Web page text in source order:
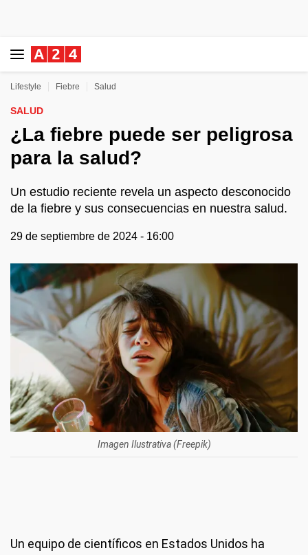
Lifestyle Fiebre Salud
SALUD
¿La fiebre puede ser peligrosa
para la salud?
Un estudio reciente revela un aspecto desconocido
de la fiebre y sus consecuencias en nuestra salud.
29 de septiembre de 2024 - 16:00
Imagen Ilustrativa (Freepik)
Un equipo de científicos en Estados Unidos ha